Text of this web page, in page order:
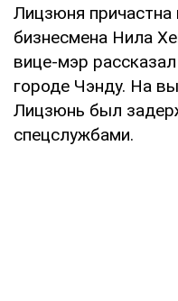
Лицзюня причастна
бизнесмена Нила
вице-мэр
городе Чэнду. На
Лицзюнь был
спецслужбами.